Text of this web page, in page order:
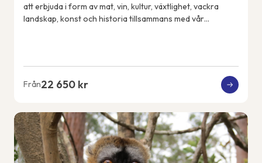
att erbjuda i form av mat, vin, kultur, växtlighet, vackra
landskap, konst och historia tillsammans med vår
Från22 650 kr